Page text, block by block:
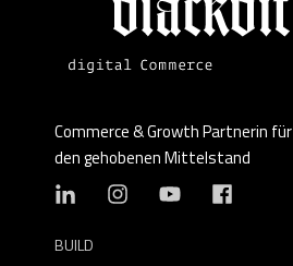
Commerce & Growth Partnerin für
den gehobenen Mittelstand
BUILD